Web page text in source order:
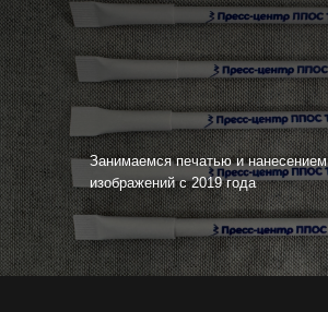
Занимаемся печатью и нанесением
изображений с 2019 года